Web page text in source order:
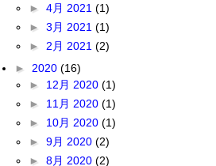
► 4月 2021 (1)
► 3月 2021 (1)
► 2月 2021 (2)
► 2020 (16)
► 12月 2020 (1)
► 11月 2020 (1)
► 10月 2020 (1)
► 9月 2020 (2)
► 8月 2020 (2)